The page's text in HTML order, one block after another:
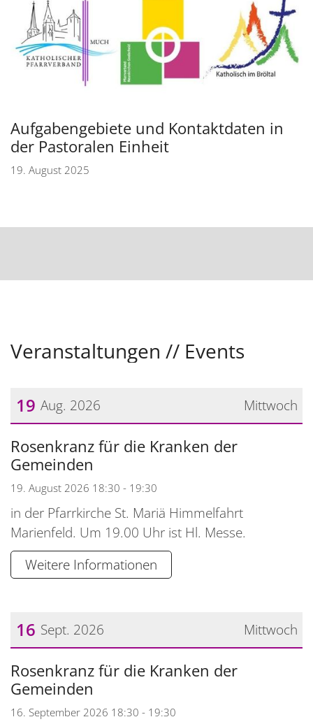
Aufgabengebiete und Kontaktdaten in
der Pastoralen Einheit
19. August 2025
Veranstaltungen // Events
Mittwoch
19 Aug. 2026
Datum: 19. August 2026
Rosenkranz für die Kranken der
Gemeinden
19. August 2026 18:30 - 19:30
in der Pfarrkirche St. Mariä Himmelfahrt
Marienfeld. Um 19.00 Uhr ist Hl. Messe.
Weitere Informationen
Mittwoch
16 Sept. 2026
Datum: 16. September 2026
Rosenkranz für die Kranken der
Gemeinden
16. September 2026 18:30 - 19:30